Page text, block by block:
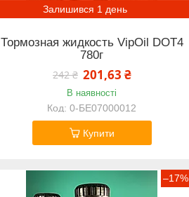
Залишився 1 день
Тормозная жидкость VipOil DOT4
780г
242 ₴ 201,63 ₴
В наявності
0-БЕ07000012
Купити
–17%